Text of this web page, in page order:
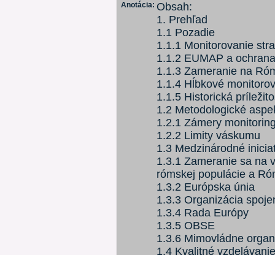
Anotácia: Obsah:
1. Prehľad
1.1 Pozadie
1.1.1 Monitorovanie
1.1.2 EUMAP a
1.1.3 Zameranie na
1.1.4 Hĺbkové
1.1.5 Historická
1.2 Metodologické
1.2.1 Zámery
1.2.2 Limity váskumu
1.3 Medzinárodné
1.3.1 Zameranie sa na
rómskej populácie a
1.3.2 Európska únia
1.3.3 Organizácia
1.3.4 Rada Európy
1.3.5 OBSE
1.3.6 Mimovládne
1.4 Kvalitné